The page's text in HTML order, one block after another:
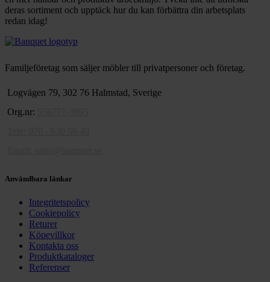
deras sortiment och upptäck hur du kan förbättra din arbetsplats
redan idag!
Familjeföretag som säljer möbler till privatpersoner och företag.
Logvägen 79, 302 76 Halmstad, Sverige
Org.nr:
Användbara länkar
Integritetspolicy
Cookiepolicy
Returer
Köpevillkor
Kontakta oss
Produktkataloger
Referenser